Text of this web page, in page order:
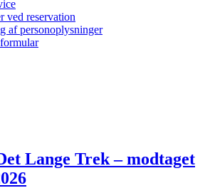
ved reservation
af personoplysninger
Lange Trek – modtaget